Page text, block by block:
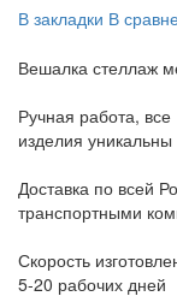
В закладки В
Вешалка стеллаж
Ручная работа, все
изделия уникальны
Доставка по всей
транспортными
Скорость
5-20 рабочих дней